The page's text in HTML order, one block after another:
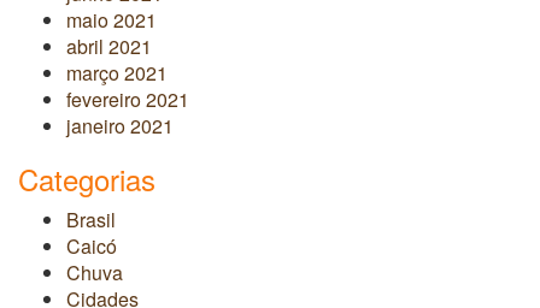
maio 2021
abril 2021
março 2021
fevereiro 2021
janeiro 2021
Categorias
Brasil
Caicó
Chuva
Cidades